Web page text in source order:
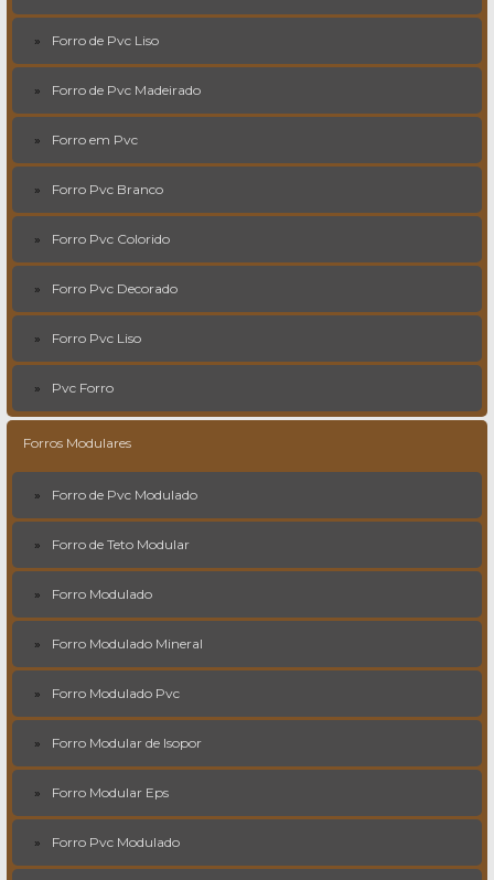
Forro de Pvc Liso
Forro de Pvc Madeirado
Forro em Pvc
Forro Pvc Branco
Forro Pvc Colorido
Forro Pvc Decorado
Forro Pvc Liso
Pvc Forro
Forros Modulares
Forro de Pvc Modulado
Forro de Teto Modular
Forro Modulado
Forro Modulado Mineral
Forro Modulado Pvc
Forro Modular de Isopor
Forro Modular Eps
Forro Pvc Modulado